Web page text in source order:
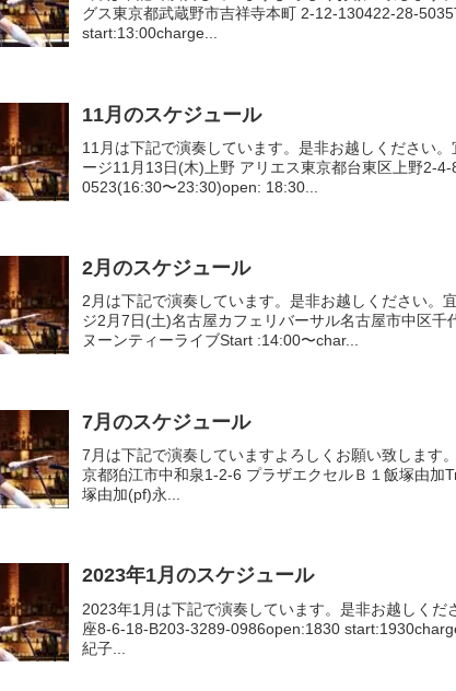
グス東京都武蔵野市吉祥寺本町 2-12-130422-28-
start:13:00charge...
11月のスケジュール
11月は下記で演奏しています。是非お越しください
ージ11月13日(木)上野 アリエス東京都台東区上野2-
0523(16:30〜23:30)open: 18:30...
2月のスケジュール
2月は下記で演奏しています。是非お越しください。
ジ2月7日(土)名古屋カフェリバーサル名古屋市中区
ヌーンティーライブStart :14:00〜char...
7月のスケジュール
7月は下記で演奏していますよろしくお願い致します
京都狛江市中和泉1-2-6 プラザエクセルＢ１飯塚由
塚由加(pf)永...
2023年1月のスケジュール
2023年1月は下記で演奏しています。是非お越しく
座8-6-18-B203-3289-0986open:1830
紀子...